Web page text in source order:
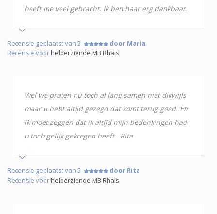
heeft me veel gebracht. Ik ben haar erg dankbaar.
Recensie geplaatst van 5
door Maria
Recensie voorhelderziende MB Rhais
Wel we praten nu toch al lang samen niet dikwijls
maar u hebt altijd gezegd dat komt terug goed. En
ik moet zeggen dat ik altijd mijn bedenkingen had
u toch gelijk gekregen heeft . Rita
Recensie geplaatst van 5
door Rita
Recensie voorhelderziende MB Rhais